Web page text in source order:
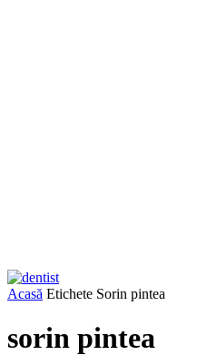
Acasă Etichete Sorin pintea
sorin pintea